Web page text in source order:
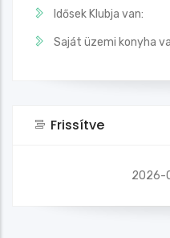
Idősek Klubja van:
Saját üzemi konyha
Frissítve
2026-